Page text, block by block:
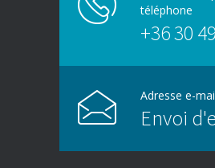
téléphone
+36 30
Adresse e-
Envoi